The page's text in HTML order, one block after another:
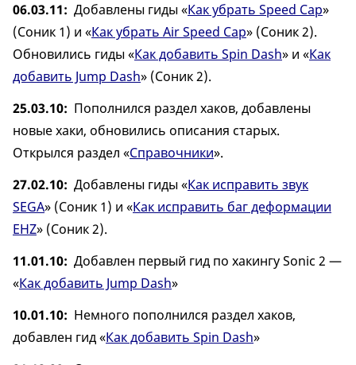
06.03.11
Добавлены гиды «Как убрать Speed Cap»
(Соник 1) и «Как убрать Air Speed Cap» (Соник 2).
Обновились гиды «Как добавить Spin Dash» и «Как
добавить Jump Dash» (Соник 2).
25.03.10
Пополнился раздел хаков, добавлены
новые хаки, обновились описания старых.
Открылся раздел «Справочники».
27.02.10 Добавлены гиды «Как исправить звук
SEGA» (Соник 1) и «Как исправить баг деформации
EHZ» (Соник 2).
11.01.10 Добавлен первый гид по хакингу Sonic 2 —
«Как добавить Jump Dash»
10.01.10
Немного пополнился раздел хаков,
добавлен гид «Как добавить Spin Dash»